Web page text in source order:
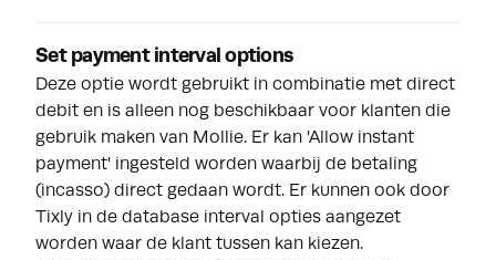
Set payment interval options
Deze optie wordt gebruikt in combinatie met direct
debit en is alleen nog beschikbaar voor klanten die
gebruik maken van Mollie. Er kan 'Allow instant
payment' ingesteld worden waarbij de betaling
(incasso) direct gedaan wordt. Er kunnen ook door
Tixly in de database interval opties aangezet
worden waar de klant tussen kan kiezen.